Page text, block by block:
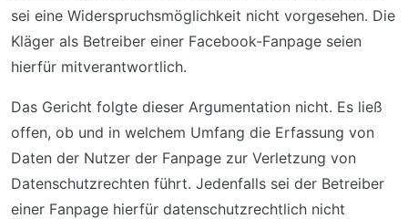
sei eine Widerspruchsmöglichkeit nicht vorgesehen. Die
Kläger als Betreiber einer Facebook-Fanpage seien
hierfür mitverantwortlich.
Das Gericht folgte dieser Argumentation nicht. Es ließ
offen, ob und in welchem Umfang die Erfassung von
Daten der Nutzer der Fanpage zur Verletzung von
Datenschutzrechten führt. Jedenfalls sei der Betreiber
einer Fanpage hierfür datenschutzrechtlich nicht